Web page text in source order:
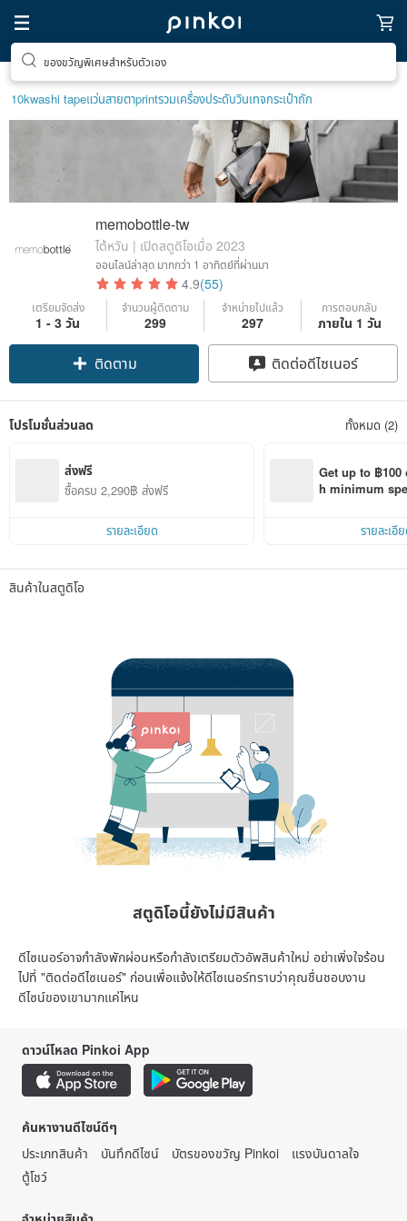
ของขวัญพิเศษสำหรับตัวเอง
10kwashi tapeแว่นสายตาprintรวมเครื่องประดับวินเทจกระเป๋าถัก
memobottle-tw
ไต้หวัน | เปิดสตูดิโอเมื่อ 2023
ออนไลน์ล่าสุด มากกว่า 1 อาทิตย์ที่ผ่านมา
4.9(55)
เตรียมจัดส่ง
1 - 3 วัน
จำนวนผู้ติดตาม
299
จำหน่ายไปแล้ว
297
การตอบกลับ
ภายใน 1 วัน
ติดตาม ติดต่อดีไซเนอร์
โปรโมชั่นส่วนลด ทั้งหมด (2)
ส่งฟรี
ซื้อครบ 2,290฿ ส่งฟรี
รายละเอียด
Get up to ฿
h minimum
รายละเอี
สินค้าในสตูดิโอ
สตูดิโอนี้ยังไม่มีสินค้า
ดีไซเนอร์อาจกำลังพักผ่อนหรือกำลังเตรียมตัวอัพสินค้าใหม่ อย่าเพิ่งใจร้อน
ไปที่ "ติดต่อดีไซเนอร์" ก่อนเพื่อแจ้งให้ดีไซเนอร์ทราบว่าคุณชื่นชอบงาน
ดีไซน์ของเขามากแค่ไหน
ดาวน์โหลด Pinkoi App
ค้นหางานดีไซน์ดีๆ
ประเภทสินค้า
บันทึกดีไซน์ บัตรของขวัญ Pinkoi
แรงบันดาลใจ
ตู้โชว์